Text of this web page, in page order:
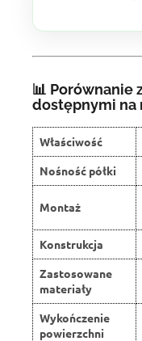
📊 Porównanie
dostępnymi na
Właściwość
Nośność półki
Montaż
Konstrukcja
Zastosowane
materiały
Wykończenie
powierzchni